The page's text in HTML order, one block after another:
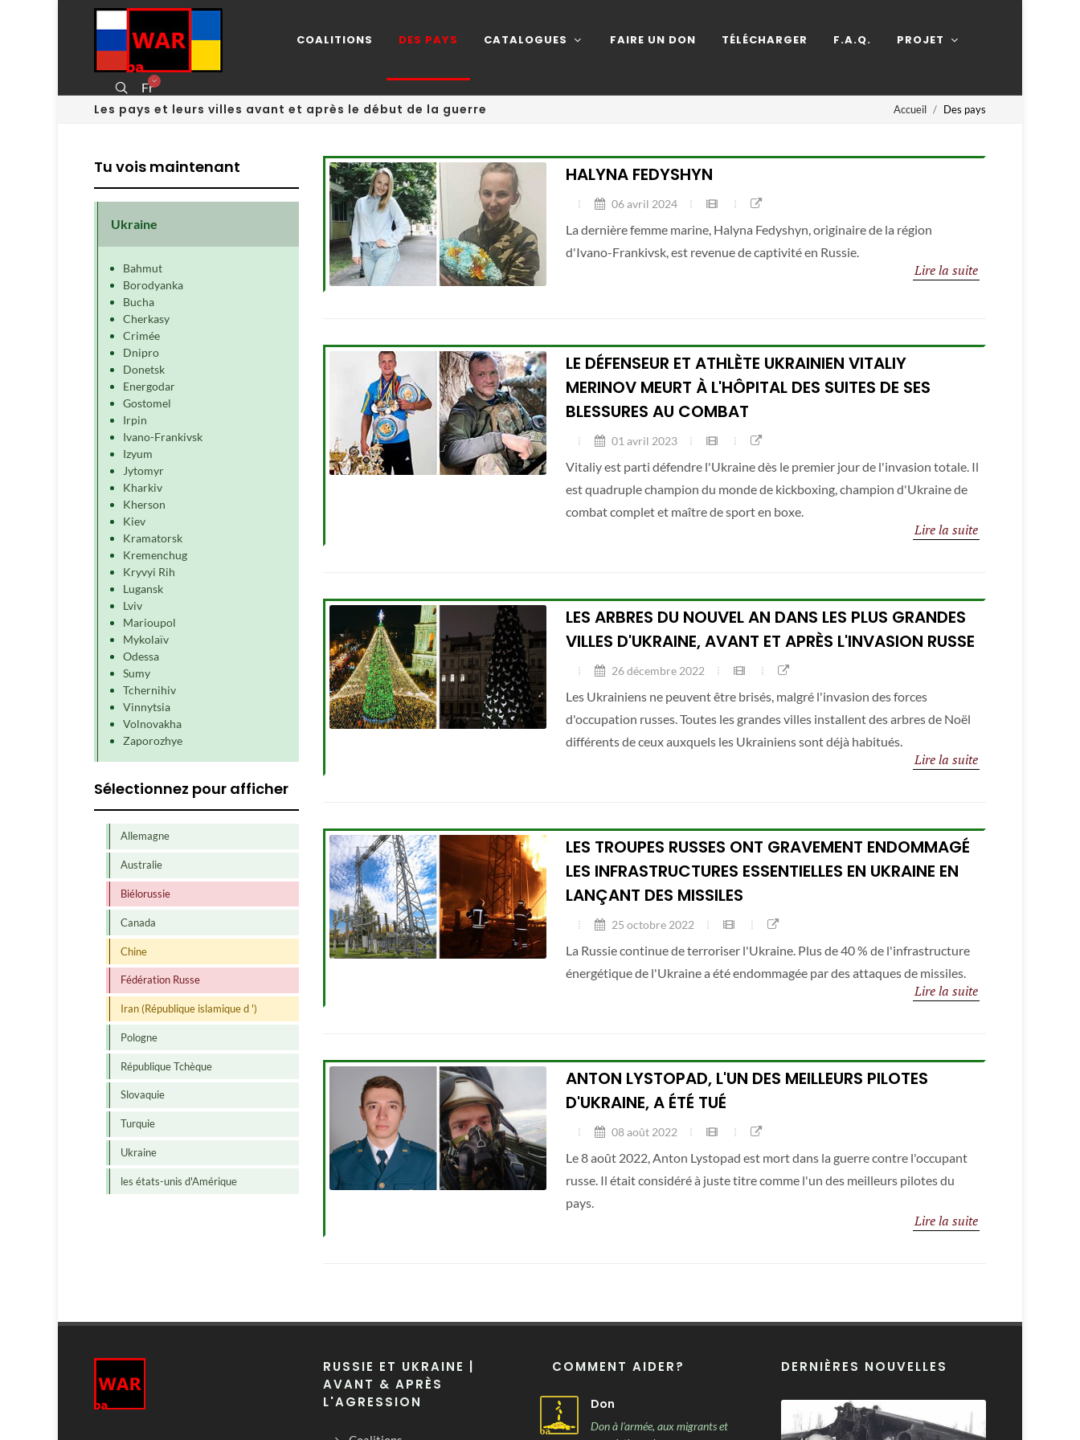
Fr
COALITIONS DES PAYS CATALOGUES FAIRE UN DON TÉLÉCHARGER F.A.Q. PROJET
Les pays et leurs villes avant et après le début de la guerre Accueil Des pays
Tu vois maintenant
Ukraine
Bahmut
Borodyanka
Bucha
Cherkasy
Crimée
Dnipro
Donetsk
Energodar
Gostomel
Irpin
Ivano-Frankivsk
Izyum
Jytomyr
Kharkiv
Kherson
Kiev
Kramatorsk
Kremenchug
Kryvyi Rih
Lugansk
Lviv
Marioupol
Mykolaïv
Odessa
Sumy
Tchernihiv
Vinnytsia
Volnovakha
Zaporozhye
Sélectionnez pour afficher
Allemagne
Australie
Biélorussie
Canada
Chine
Fédération Russe
Iran (République islamique d ')
Pologne
République Tchèque
Slovaquie
Turquie
Ukraine
les états-unis d'Amérique
HALYNA FEDYSHYN
06 avril 2024
La dernière femme marine, Halyna Fedyshyn, originaire de la région
d'Ivano-Frankivsk, est revenue de captivité en Russie.
Lire la suite
LE DÉFENSEUR ET ATHLÈTE UKRAINIEN VITALIY
MERINOV MEURT À L'HÔPITAL DES SUITES DE SES
BLESSURES AU COMBAT
01 avril 2023
Vitaliy est parti défendre l'Ukraine dès le premier jour de l'invasion totale. Il
est quadruple champion du monde de kickboxing, champion d'Ukraine de
combat complet et maître de sport en boxe.
Lire la suite
LES ARBRES DU NOUVEL AN DANS LES PLUS GRANDES
VILLES D'UKRAINE, AVANT ET APRÈS L'INVASION RUSSE
26 décembre 2022
Les Ukrainiens ne peuvent être brisés, malgré l'invasion des forces
d'occupation russes. Toutes les grandes villes installent des arbres de Noël
différents de ceux auxquels les Ukrainiens sont déjà habitués.
Lire la suite
LES TROUPES RUSSES ONT GRAVEMENT ENDOMMAGÉ
LES INFRASTRUCTURES ESSENTIELLES EN UKRAINE EN
LANÇANT DES MISSILES
25 octobre 2022
La Russie continue de terroriser l'Ukraine. Plus de 40 % de l'infrastructure
énergétique de l'Ukraine a été endommagée par des attaques de missiles.
Lire la suite
ANTON LYSTOPAD, L'UN DES MEILLEURS PILOTES
D'UKRAINE, A ÉTÉ TUÉ
08 août 2022
Le 8 août 2022, Anton Lystopad est mort dans la guerre contre l'occupant
russe. Il était considéré à juste titre comme l'un des meilleurs pilotes du
pays.
Lire la suite
RUSSIE ET UKRAINE |
AVANT & APRÈS
L'AGRESSION
COMMENT AIDER?
Don
Don à l'armée, aux migrants et
DERNIÈRES NOUVELLES